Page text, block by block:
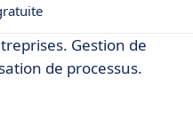
Gestion de
de processus.